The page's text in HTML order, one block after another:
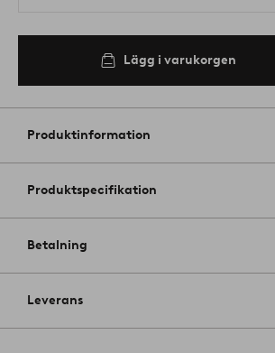
Lägg i varukorgen
Produktinformation
Produktspecifikation
Betalning
Leverans